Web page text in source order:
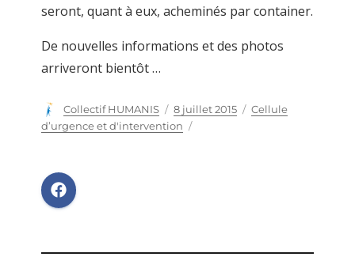
seront, quant à eux, acheminés par container.
De nouvelles informations et des photos
arriveront bientôt …
Auteur
Collectif HUMANIS
Publié
le
8 juillet 2015 Catégories
Cellule
d’urgence et d'intervention